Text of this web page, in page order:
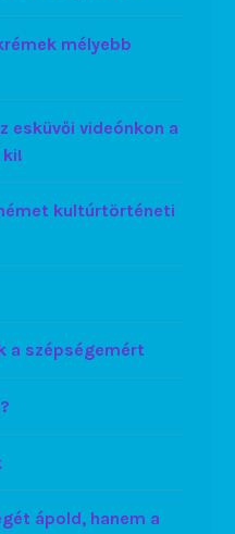
mélyebb
esküvői videónkon a
kultúrtörténeti
a szépségemért
ápold, hanem a